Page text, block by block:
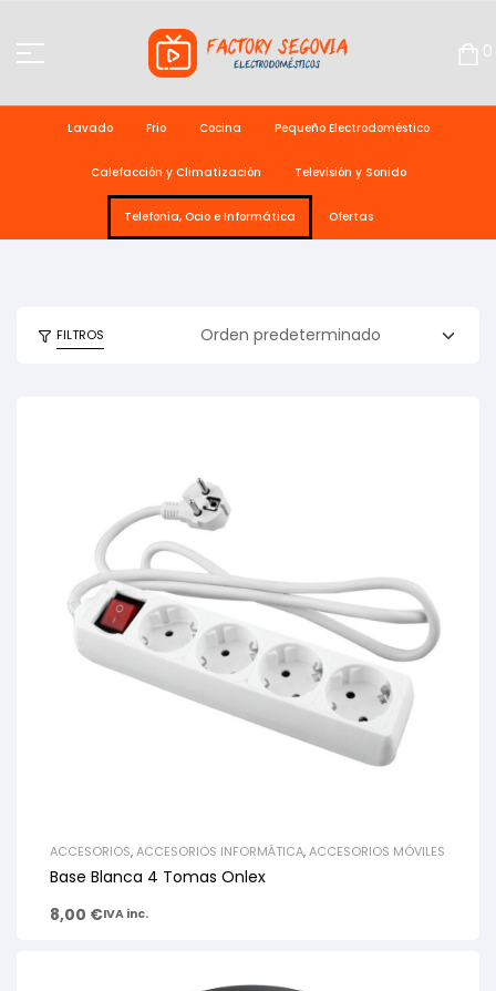
0
Lavado Frío Cocina Pequeño Electrodoméstico
Calefacción y Climatización Televisión y Sonido
Telefonía, Ocio e Informática Ofertas
FILTROS
ACCESORIOS,ACCESORIOS INFORMÁTICA,ACCESORIOS MÓVILES
Base Blanca 4 Tomas Onlex
8,00 €IVA inc.